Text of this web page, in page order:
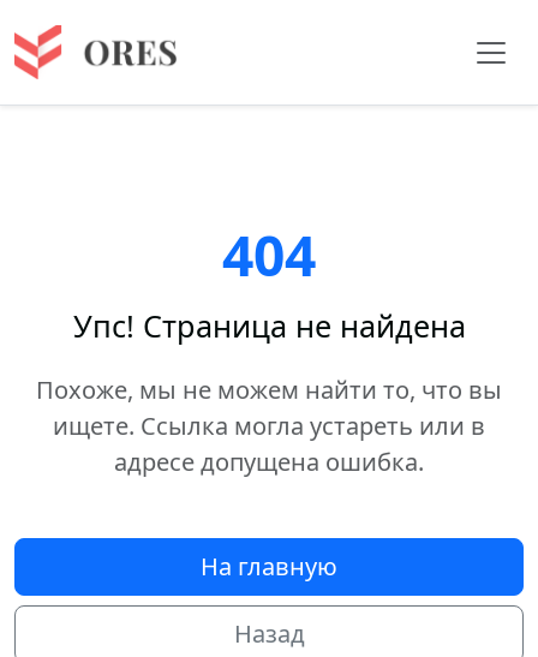
404
Упс! Страница не найдена
Похоже, мы не можем найти то, что вы
ищете. Ссылка могла устареть или в
адресе допущена ошибка.
На главную
Назад